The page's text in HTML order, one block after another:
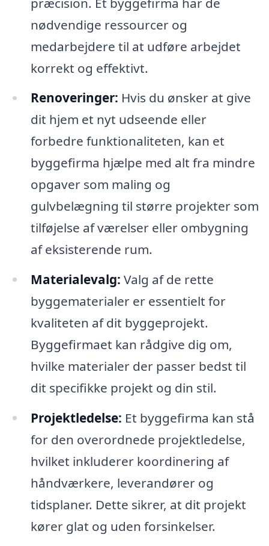
nødvendige ressourcer og
medarbejdere til at udføre arbejdet
korrekt og effektivt.
Renoveringer: Hvis du ønsker at give
dit hjem et nyt udseende eller
forbedre funktionaliteten, kan et
byggefirma hjælpe med alt fra mindre
opgaver som maling og
gulvbelægning til større projekter som
tilføjelse af værelser eller ombygning
af eksisterende rum.
Materialevalg: Valg af de rette
byggematerialer er essentielt for
kvaliteten af dit byggeprojekt.
Byggefirmaet kan rådgive dig om,
hvilke materialer der passer bedst til
dit specifikke projekt og din stil.
Projektledelse: Et byggefirma kan stå
for den overordnede projektledelse,
hvilket inkluderer koordinering af
håndværkere, leverandører og
tidsplaner. Dette sikrer, at dit projekt
kører glat og uden forsinkelser.